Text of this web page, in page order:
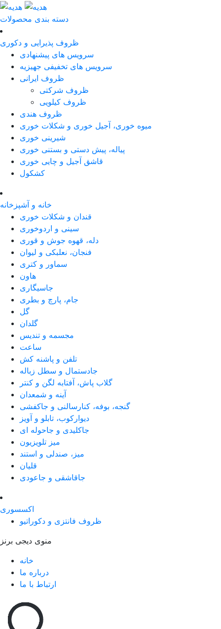
دسته بندی محصولات
ظروف پذیرایی و دکوری
سرویس های پیشنهادی
سرویس های تخفیفی جهیزیه
ظروف ایرانی
ظروف شرکتی
ظروف کیلویی
ظروف هندی
میوه خوری، آجیل خوری و شکلات خوری
شیرینی خوری
پیاله، پیش دستی و بستنی خوری
قاشق آجیل و چایی خوری
کشکول
خانه و آشپزخانه
قندان و شکلات خوری
سینی و اردوخوری
دله، قهوه جوش و قوری
فنجان، نعلبکی و لیوان
سماور و کتری
هاون
جاسیگاری
جام، پارچ و بطری
گل
گلدان
مجسمه و تندیس
ساعت
تلفن و پاشنه کش
جادستمال و سطل زباله
گلاب پاش، آفتابه لگن و کنتر
آینه و شمعدان
گنجه، بوفه، کنارسالنی و جاکفشی
دیوارکوب، تابلو و آویز
جاکلیدی و جاحوله ای
میز تلویزیون
میز، صندلی و استند
قلیان
جاقاشقی و جاعودی
اکسسوری
ظروف فانتزی و دکوراتیو
منوی دیجی برنز
خانه
درباره ما
ارتباط با ما